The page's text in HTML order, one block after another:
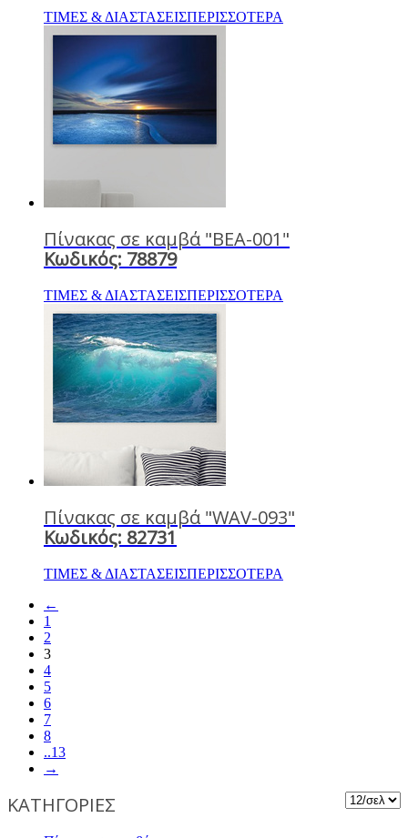
ΤΙΜΕΣ & ΔΙΑΣΤΑΣΕΙΣΠΕΡΙΣΣΟΤΕΡΑ
Πίνακας σε καμβά "BEA-001"
Κωδικός: 78879
ΤΙΜΕΣ & ΔΙΑΣΤΑΣΕΙΣΠΕΡΙΣΣΟΤΕΡΑ
Πίνακας σε καμβά "WAV-093"
Κωδικός: 82731
ΤΙΜΕΣ & ΔΙΑΣΤΑΣΕΙΣΠΕΡΙΣΣΟΤΕΡΑ
←
1
2
3
4
5
6
7
8
..13
→
ΚΑΤΗΓΟΡΙΕΣ